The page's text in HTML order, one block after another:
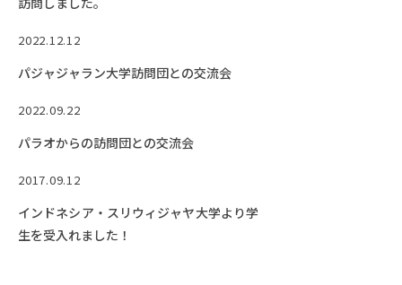
2022.12.12
パジャジャラン大学訪問団との交流会
2022.09.22
パラオからの訪問団との交流会
2017.09.12
インドネシア・スリウィジャヤ大学より学
生を受入れました！